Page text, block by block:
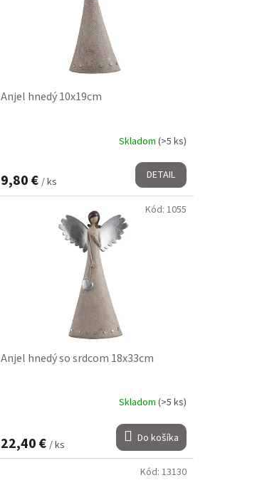
Anjel hnedý 10x19cm
Skladom (>5 ks)
9,80 € / ks DETAIL
Anjel hnedý so srdcom 18x33cm
Skladom (>5 ks)
22,40 € / ks Do košíka
Kód: 1055
Kód: 13130